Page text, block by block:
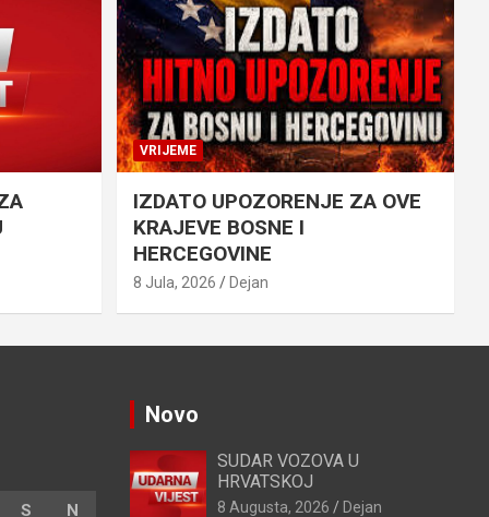
VRIJEME
IZDATO UPOZORENJE ZA OVE
KRAJEVE BOSNE I
HERCEGOVINE
8 Jula, 2026 Dejan
S N
Novo
SUDAR VOZOVA U
HRVATSKOJ
8 Augusta, 2026 Dejan